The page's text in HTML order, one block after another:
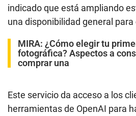
indicado que está ampliando
una disponibilidad general
MIRA: ¿Cómo elegir tu
fotográfica? Aspectos a
comprar una
Este servicio da acceso a los
herramientas de OpenAI para